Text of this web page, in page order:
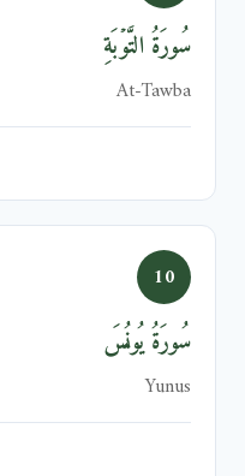
سُورَةُ التَّوۡبَةِ
At-Tawba
10
سُورَةُ يُونُسَ
Yunus